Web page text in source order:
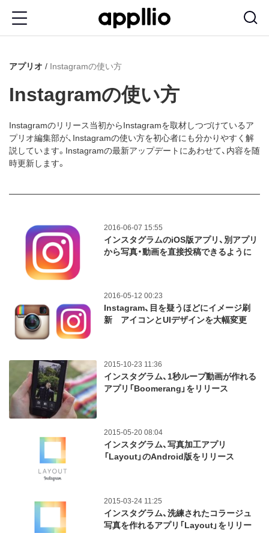
に
アプリオ Instagramの使い方
Instagramの使い方
Instagramのリリース当初からInstagramを取材しつづけているア
プリオ編集部が、Instagramの使い方を初心者にも分かりやすく解
説しています。Instagramの最新アップデートにあわせて、内容を随
時更新します。
2016-06-07 15:55
インスタグラムのiOS版アプリ、別アプリ
から写真・動画を直接投稿できるように
2016-05-12 00:23
Instagram、目を疑うほどにイメージ刷
新 アイコンとUIデザインを大幅変更
2015-10-23 11:36
インスタグラム、1秒ループ動画が作れる
アプリ「Boomerang」をリリース
2015-05-20 08:04
インスタグラム、写真加工アプリ
「Layout」のAndroid版をリリース
2015-03-24 11:25
インスタグラム、洗練されたコラージュ
写真を作れるアプリ「Layout」をリリー